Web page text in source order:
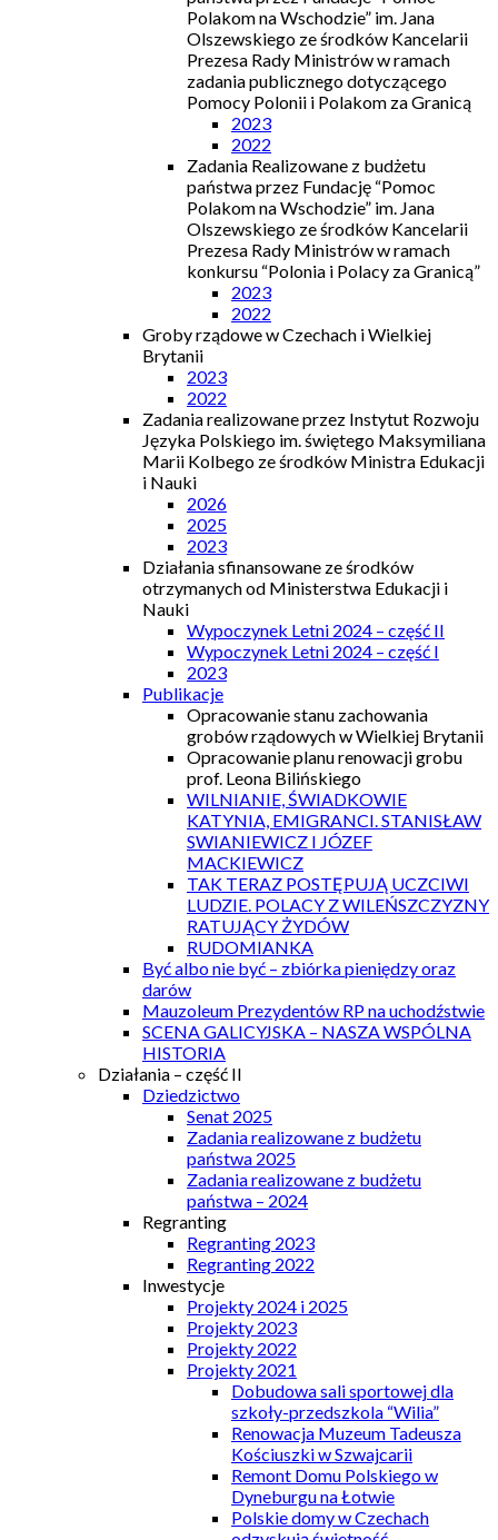
Polakom na Wschodzie” im. Jana
Olszewskiego ze środków Kancelarii
Prezesa Rady Ministrów w ramach
zadania publicznego dotyczącego
Pomocy Polonii i Polakom za Granicą
2023
2022
Zadania Realizowane z budżetu
państwa przez Fundację “Pomoc
Polakom na Wschodzie” im. Jana
Olszewskiego ze środków Kancelarii
Prezesa Rady Ministrów w ramach
konkursu “Polonia i Polacy za Granicą”
2023
2022
Groby rządowe w Czechach i Wielkiej
Brytanii
2023
2022
Zadania realizowane przez Instytut Rozwoju
Języka Polskiego im. świętego Maksymiliana
Marii Kolbego ze środków Ministra Edukacji
i Nauki
2026
2025
2023
Działania sfinansowane ze środków
otrzymanych od Ministerstwa Edukacji i
Nauki
Wypoczynek Letni 2024 – część II
Wypoczynek Letni 2024 – część I
2023
Publikacje
Opracowanie stanu zachowania
grobów rządowych w Wielkiej Brytanii
Opracowanie planu renowacji grobu
prof. Leona Bilińskiego
WILNIANIE, ŚWIADKOWIE
KATYNIA, EMIGRANCI. STANISŁAW
SWIANIEWICZ I JÓZEF
MACKIEWICZ
TAK TERAZ POSTĘPUJĄ UCZCIWI
LUDZIE. POLACY Z WILEŃSZCZYZNY
RATUJĄCY ŻYDÓW
RUDOMIANKA
Być albo nie być – zbiórka pieniędzy oraz
darów
Mauzoleum Prezydentów RP na uchodźstwie
SCENA GALICYJSKA – NASZA WSPÓLNA
HISTORIA
Działania – część II
Dziedzictwo
Senat 2025
Zadania realizowane z budżetu
państwa 2025
Zadania realizowane z budżetu
państwa – 2024
Regranting
Regranting 2023
Regranting 2022
Inwestycje
Projekty 2024 i 2025
Projekty 2023
Projekty 2022
Projekty 2021
Dobudowa sali sportowej dla
szkoły-przedszkola “Wilia”
Renowacja Muzeum Tadeusza
Kościuszki w Szwajcarii
Remont Domu Polskiego w
Dyneburgu na Łotwie
Polskie domy w Czechach